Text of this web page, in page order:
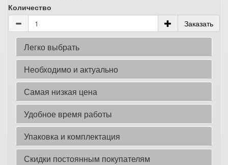
Количество
Заказать
Легко выбрать
Необходимо и актуально
Самая низкая цена
Удобное время работы
Упаковка и комплектация
Скидки постоянным покупателям